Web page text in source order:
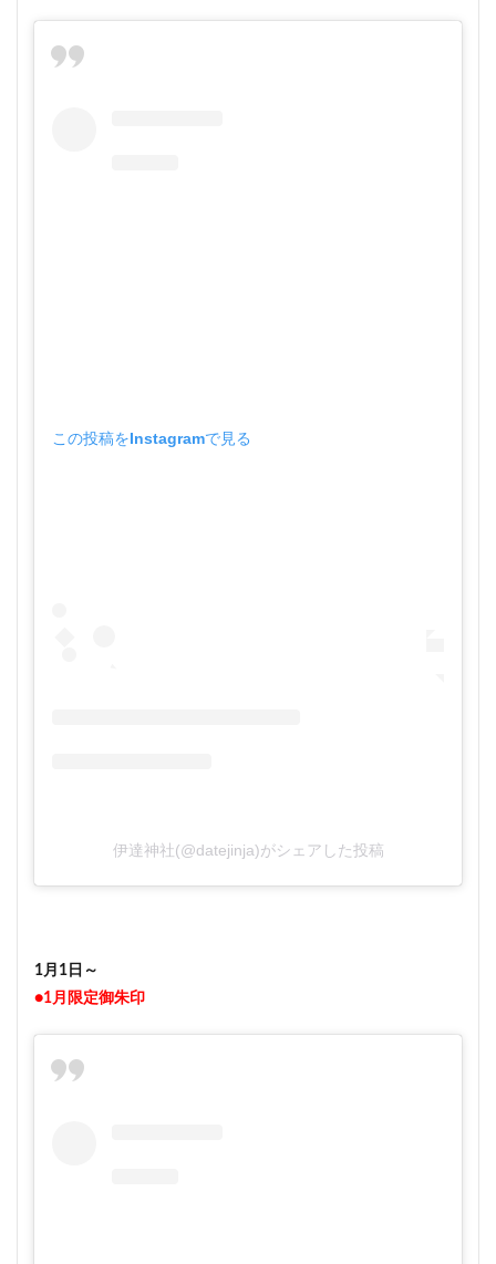
この投稿をInstagramで見る
伊達神社(@datejinja)がシェアした投稿
1月1日～
●1月限定御朱印